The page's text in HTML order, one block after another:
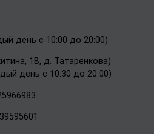
день с 10:00 до 20:00)
1В, д. Татаренкова)
день с 10:30 до 20:00)